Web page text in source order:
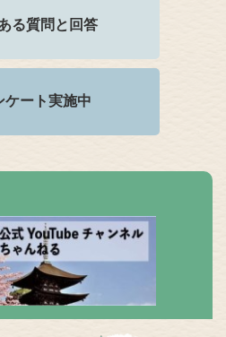
る質問と回答
ケート実施中